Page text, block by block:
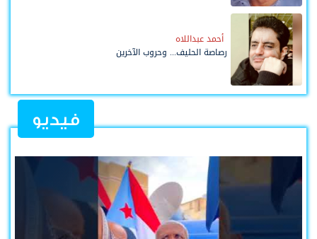
أحمد عبداللاه
رصاصة الحليف... وحروب الآخرين
فيديو